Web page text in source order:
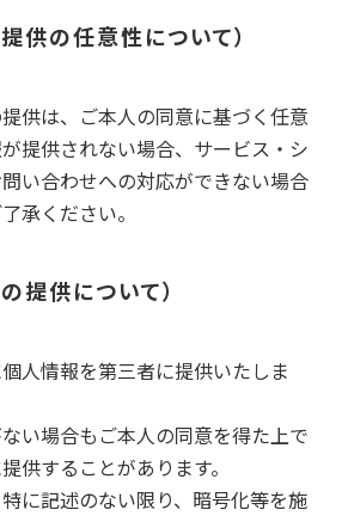
供の任意性について
供は、ご本人の同意に基づく任意
提供されない場合、サービス・シ
い合わせへの対応ができない場合
承ください。
提供について
人情報を第三者に提供いたしま
い場合もご本人の同意を得た上で
供することがあります。
に記述のない限り、暗号化等を施